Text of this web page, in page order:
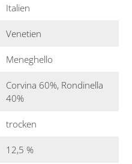
Italien
Venetien
Meneghello
Corvina 60%, Rondinella
40%
trocken
12,5 %